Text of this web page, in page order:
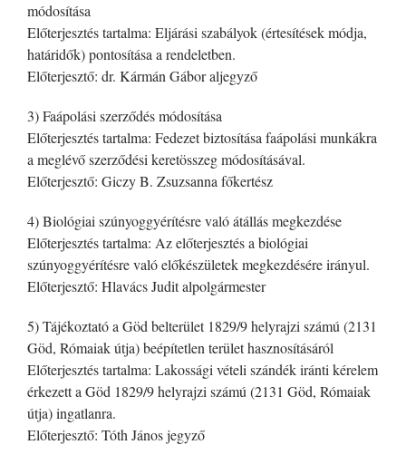
módosítása
Előterjesztés tartalma: Eljárási szabályok (értesítések módja,
határidők) pontosítása a rendeletben.
Előterjesztő: dr. Kármán Gábor aljegyző
3) Faápolási szerződés módosítása
Előterjesztés tartalma: Fedezet biztosítása faápolási munkákra
a meglévő szerződési keretösszeg módosításával.
Előterjesztő: Giczy B. Zsuzsanna főkertész
4) Biológiai szúnyoggyérítésre való átállás megkezdése
Előterjesztés tartalma: Az előterjesztés a biológiai
szúnyoggyérítésre való előkészületek megkezdésére irányul.
Előterjesztő: Hlavács Judit alpolgármester
5) Tájékoztató a Göd belterület 1829/9 helyrajzi számú (2131
Göd, Rómaiak útja) beépítetlen terület hasznosításáról
Előterjesztés tartalma: Lakossági vételi szándék iránti kérelem
érkezett a Göd 1829/9 helyrajzi számú (2131 Göd, Rómaiak
útja) ingatlanra.
Előterjesztő: Tóth János jegyző